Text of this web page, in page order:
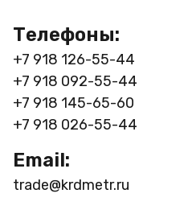
Телефоны:
+7 918 126-55-44
+7 918 092-55-44
+7 918 145-65-60
+7 918 026-55-44
Email:
trade@krdmetr.ru